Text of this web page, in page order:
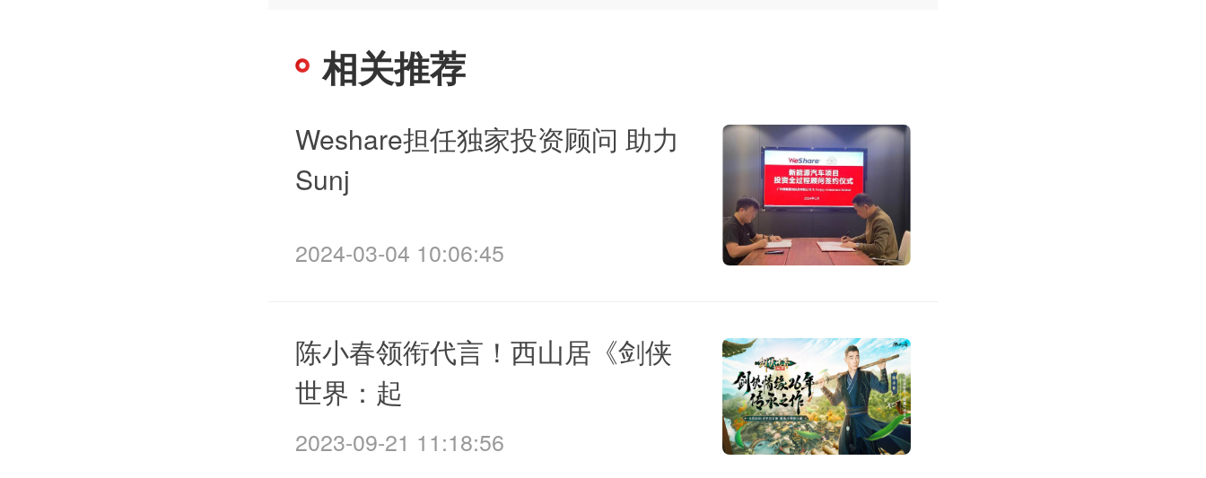
相关推荐
Weshare担任独家投资顾问 助力
Sunj
2024-03-04 10:06:45
陈小春领衔代言！西山居《剑侠
世界：起
2023-09-21 11:18:56